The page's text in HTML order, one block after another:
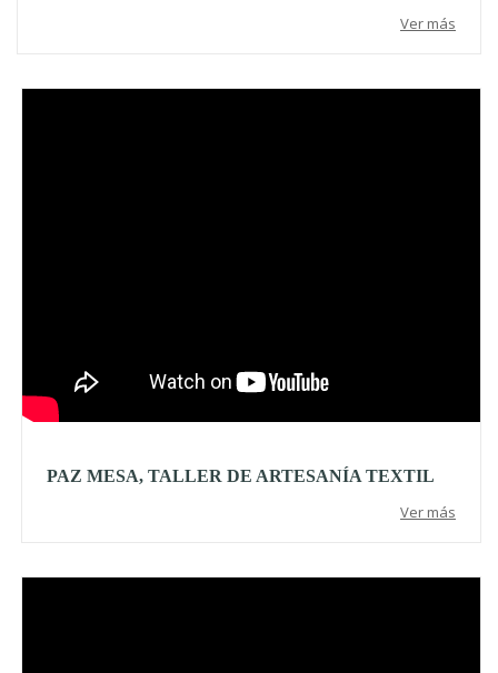
Ver más
PAZ MESA, TALLER DE ARTESANÍA TEXTIL
Ver más